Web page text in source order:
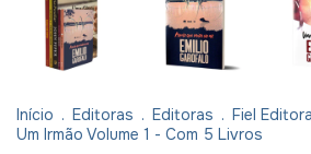
Início . Editoras . Editoras . Fiel Editora
Um Irmão Volume 1 - Com 5 Livros